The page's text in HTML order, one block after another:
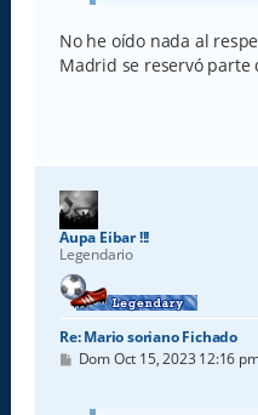
No he oído nada al
Madrid se reservó parte
Aupa Eibar !!!
Legendario
Re: Mario soriano Fichado
M
Dom Oct 15, 2023 12:16